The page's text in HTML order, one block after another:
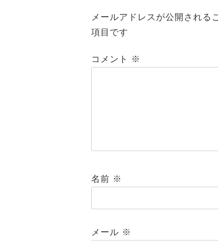
メールアドレスが公開される
項目です
コメント ※
名前 ※
メール ※